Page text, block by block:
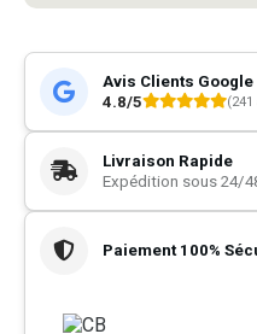
Avis Clients Google
4.8/5
(241
Livraison Rapide
Expédition sous 24/
Paiement 100%